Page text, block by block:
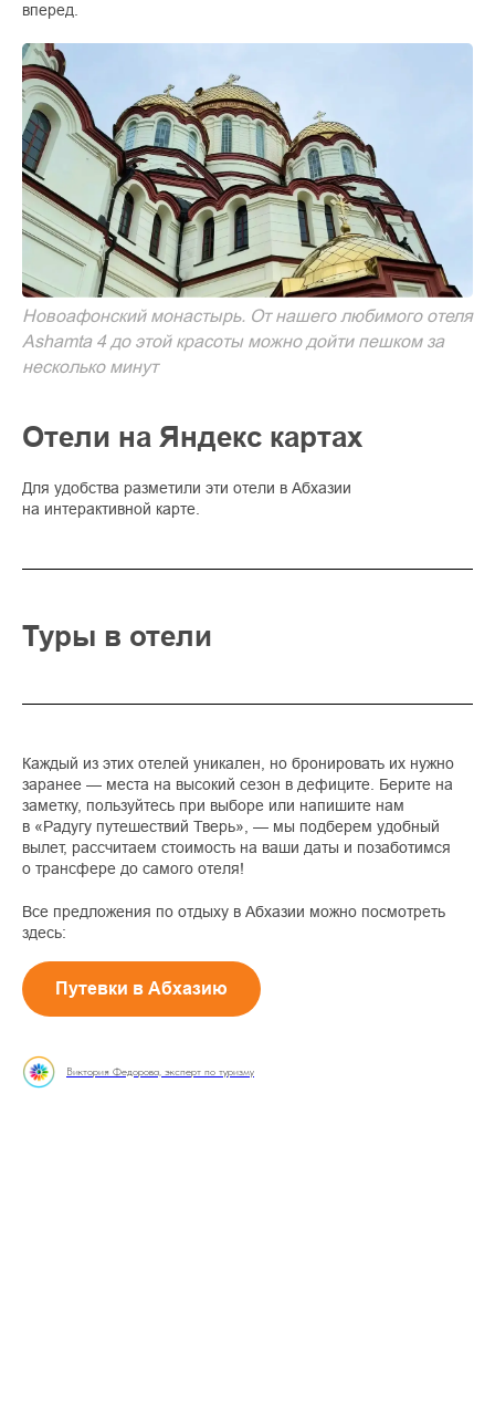
вперед.
Новоафонский монастырь. От нашего любимого отеля
Ashamta 4 до этой красоты можно дойти пешком за
несколько минут
Отели на Яндекс картах
Для удобства разметили эти отели в Абхазии
на интерактивной карте.
Туры в отели
Каждый из этих отелей уникален, но бронировать их нужно
заранее — места на высокий сезон в дефиците. Берите на
заметку, пользуйтесь при выборе или напишите нам
в «Радугу путешествий Тверь», — мы подберем удобный
вылет, рассчитаем стоимость на ваши даты и позаботимся
о трансфере до самого отеля!
Все предложения по отдыху в Абхазии можно посмотреть
здесь:
Путевки в Абхазию
Виктория Федорова, эксперт по туризму